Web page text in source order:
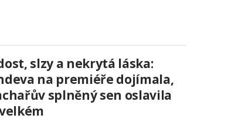
slzy a nekrytá láska:
na premiéře dojímala,
splněný sen oslavila